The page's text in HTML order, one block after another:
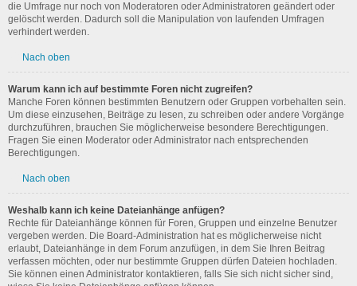
die Umfrage nur noch von Moderatoren oder Administratoren geändert oder
gelöscht werden. Dadurch soll die Manipulation von laufenden Umfragen
verhindert werden.
Nach oben
Warum kann ich auf bestimmte Foren nicht zugreifen?
Manche Foren können bestimmten Benutzern oder Gruppen vorbehalten sein.
Um diese einzusehen, Beiträge zu lesen, zu schreiben oder andere Vorgänge
durchzuführen, brauchen Sie möglicherweise besondere Berechtigungen.
Fragen Sie einen Moderator oder Administrator nach entsprechenden
Berechtigungen.
Nach oben
Weshalb kann ich keine Dateianhänge anfügen?
Rechte für Dateianhänge können für Foren, Gruppen und einzelne Benutzer
vergeben werden. Die Board-Administration hat es möglicherweise nicht
erlaubt, Dateianhänge in dem Forum anzufügen, in dem Sie Ihren Beitrag
verfassen möchten, oder nur bestimmte Gruppen dürfen Dateien hochladen.
Sie können einen Administrator kontaktieren, falls Sie sich nicht sicher sind,